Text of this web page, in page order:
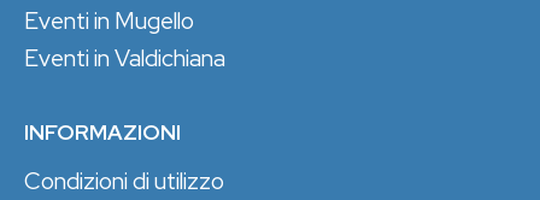
Eventi in Mugello
Eventi in Valdichiana
INFORMAZIONI
Condizioni di utilizzo